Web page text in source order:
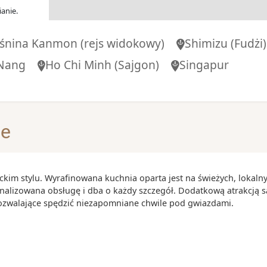
-
Kanmon (rejs widokowy) Shimizu (Fudżi)
Ho Chi Minh (Sajgon) Singapur
stylu. Wyrafinowana kuchnia oparta jest na świeżych,
obsługę i dba o każdy szczegół. Dodatkową atrakcją
spędzić niezapomniane chwile pod gwiazdami.